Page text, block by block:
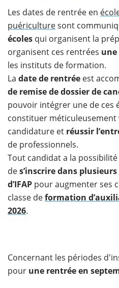
Les dates de rentrée en
puériculturesont
écoles qui organisent la
organisent ces rentrées une
les instituts de formation.
La date de rentrée est
de remise de dossier de
pouvoir intégrer une de ces
constituer
candidature et réussir
de professionnels.
Tout candidat a la
des’inscrire dans
d’IFAP pour augmenter ses
classe deformation
2026.
Concernant les périodes
pour une rentrée en